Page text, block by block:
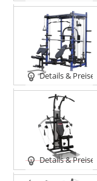
Details & Preise
Details & Preise